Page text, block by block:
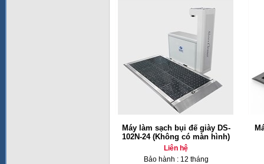
Máy làm sạch bụi đế giày DS-
102N-24 (Không có màn hình)
Liên hệ
Bảo hành : 12 tháng